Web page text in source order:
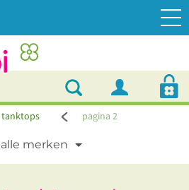
tanktops pagina 2
alle merken